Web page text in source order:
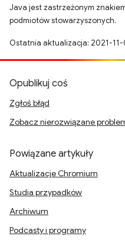
Java jest zastrzeżonym
podmiotów stowarzyszonych.
Ostatnia aktualizacja: 2021-11-
Opublikuj coś
Zgłoś błąd
Zobacz nierozwiązane
Powiązane artykuły
Aktualizacje Chromium
Studia przypadków
Archiwum
Podcasty i programy